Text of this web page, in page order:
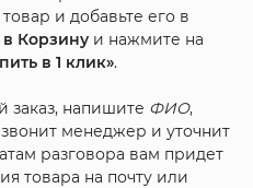
и добавьте его в
в Корзинуи нажмите на
в 1 клик».
заказ, напишите ФИО,
менеджер и уточнит
разговора вам придет
товара на почту или